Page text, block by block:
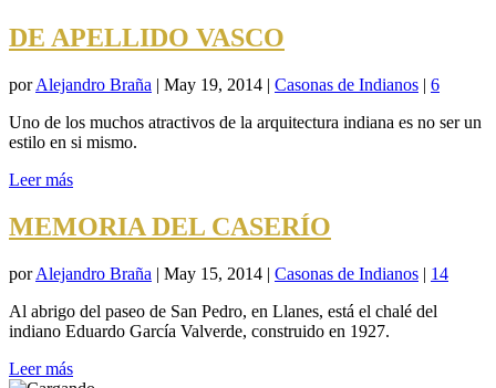
DE APELLIDO VASCO
porAlejandro Braña | May 19, 2014 | Casonas de Indianos | 6
Uno de los muchos atractivos de la arquitectura indiana es no ser un
estilo en si mismo.
Leer más
MEMORIA DEL CASERÍO
porAlejandro Braña | May 15, 2014 | Casonas de Indianos | 14
Al abrigo del paseo de San Pedro, en Llanes, está el chalé del
indiano Eduardo García Valverde, construido en 1927.
Leer más